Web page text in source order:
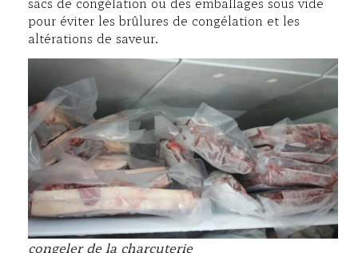
pour éviter les brûlures de congélation et les
altérations de saveur.
congeler de la charcuterie